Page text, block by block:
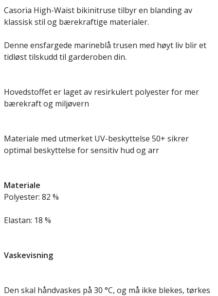
Casoria High-Waist bikinitruse tilbyr en blanding av
klassisk stil og bærekraftige materialer.
Denne ensfargede marineblå trusen med høyt liv blir et
tidløst tilskudd til garderoben din.
Hovedstoffet er laget av resirkulert polyester for mer
bærekraft og miljøvern
Materiale med utmerket UV-beskyttelse 50+ sikrer
optimal beskyttelse for sensitiv hud og arr
Materiale
Polyester: 82 %
Elastan: 18 %
Vaskevisning
Den skal håndvaskes på 30 °C, og må ikke blekes, tørkes